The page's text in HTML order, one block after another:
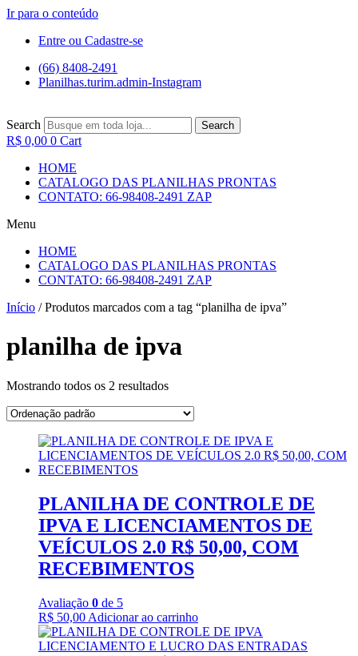
Ir para o conteúdo
Entre ou Cadastre-se
(66) 8408-2491
Planilhas.turim.admin-Instagram
Search Search
R$ 0,00 0 Cart
HOME
CATALOGO DAS PLANILHAS PRONTAS
CONTATO: 66-98408-2491 ZAP
Menu
HOME
CATALOGO DAS PLANILHAS PRONTAS
CONTATO: 66-98408-2491 ZAP
Início / Produtos marcados com a tag “planilha de ipva”
planilha de ipva
Mostrando todos os 2 resultados
PLANILHA DE CONTROLE DE
IPVA E LICENCIAMENTOS DE
VEÍCULOS 2.0 R$ 50,00, COM
RECEBIMENTOS
Avaliação 0 de 5
R$ 50,00 Adicionar ao carrinho